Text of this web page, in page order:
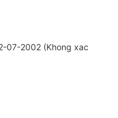
07-2002 (Khong xac